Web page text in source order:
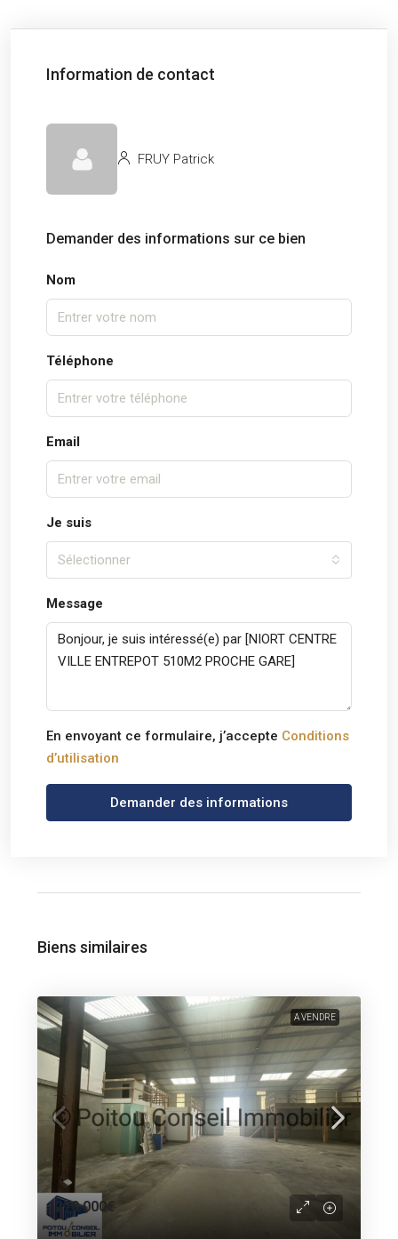
Information de contact
FRUY Patrick
Demander des informations sur ce bien
Nom
Téléphone
Email
Je suis
Sélectionner
Message
En envoyant ce formulaire, j’accepte Conditions
d’utilisation
Demander des informations
Biens similaires
A VENDRE
270 000€